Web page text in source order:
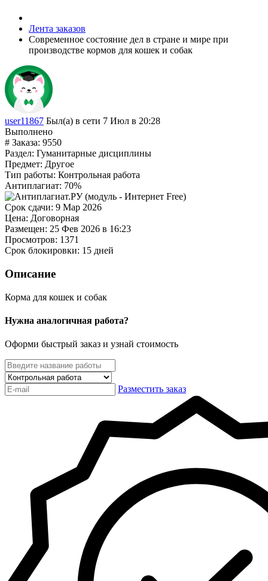
Лента заказов
Современное состояние дел в стране и мире при
производстве кормов для кошек и собак
user11867 Был(а) в сети 7 Июл в 20:28
Выполнено
# Заказа: 9550
Раздел: Гуманитарные дисциплины
Предмет: Другое
Тип работы: Контрольная работа
Антиплагиат: 70%
Срок сдачи: 9 Мар 2026
Цена: Договорная
Размещен: 25 Фев 2026 в 16:23
Просмотров: 1371
Срок блокировки: 15 дней
Описание
Корма для кошек и собак
Нужна аналогичная работа?
Оформи быстрый заказ и узнай стоимость
Разместить заказ